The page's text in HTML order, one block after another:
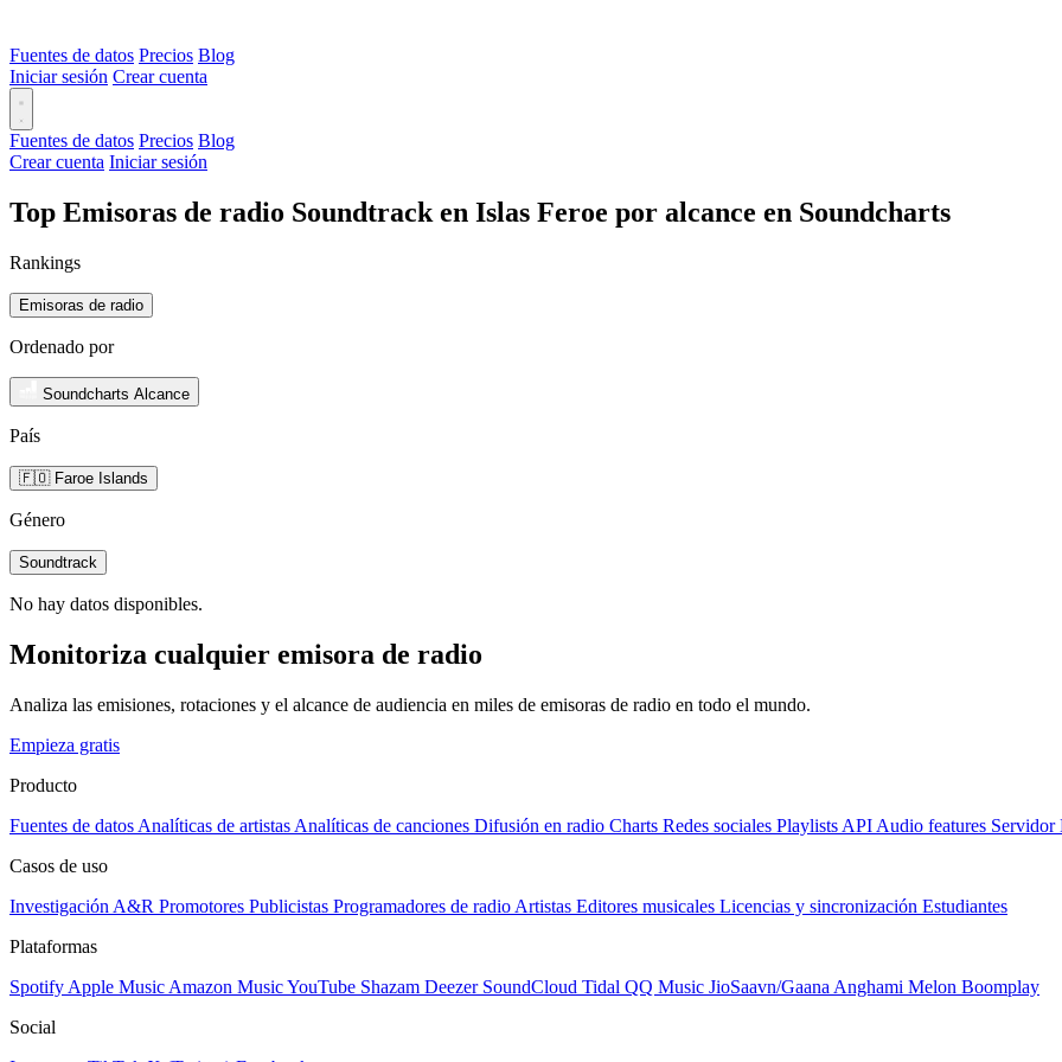
Fuentes de datos Precios Blog
Iniciar sesión Crear cuenta
Fuentes de datos Precios Blog
Crear cuenta Iniciar sesión
Top Emisoras de radio Soundtrack en Islas Feroe por alcance en Soundcharts
Rankings
Emisoras de radio
Ordenado por
Soundcharts Alcance
País
🇫🇴 Faroe Islands
Género
Soundtrack
No hay datos disponibles.
Monitoriza cualquier emisora de radio
Analiza las emisiones, rotaciones y el alcance de audiencia en miles de emisoras de radio en todo el mundo.
Empieza gratis
Producto
Fuentes de datos Analíticas de artistas Analíticas de canciones Difusión en radio Charts Redes sociales Playlists API Audio features Servidor
Casos de uso
Investigación A&R Promotores Publicistas Programadores de radio Artistas Editores musicales Licencias y sincronización Estudiantes
Plataformas
Spotify Apple Music Amazon MusicYouTube Shazam Deezer SoundCloud Tidal QQ Music JioSaavn/Gaana Anghami Melon Boomplay
Social